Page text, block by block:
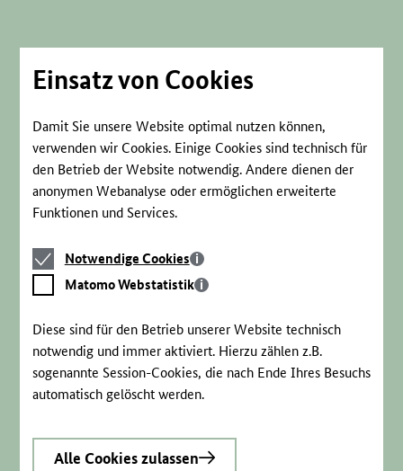
Einsatz von Cookies
Damit Sie unsere Website optimal nutzen können,
verwenden wir Cookies. Einige Cookies sind technisch für
den Betrieb der Website notwendig. Andere dienen der
anonymen Webanalyse oder ermöglichen erweiterte
Funktionen und Services.
Notwendige
Cookies
Notwendige Cookies
Matomo
Webstatistik
Matomo Webstatistik
Diese sind für den Betrieb unserer Website technisch
notwendig und immer aktiviert. Hierzu zählen z.B.
sogenannte Session-Cookies, die nach Ende Ihres Besuchs
automatisch gelöscht werden.
Alle Cookies zulassen